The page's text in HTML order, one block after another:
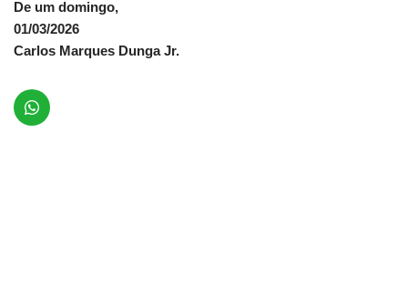
De um domingo,
01/03/2026
Carlos Marques Dunga Jr.